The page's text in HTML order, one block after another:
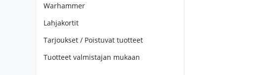
Warhammer
Lahjakortit
Tarjoukset / Poistuvat tuotteet
Tuotteet valmistajan mukaan